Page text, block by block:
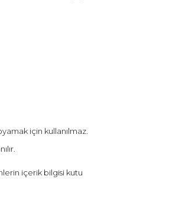
için kullanılmaz.
içerik bilgisi kutu